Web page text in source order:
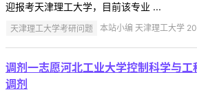
迎报考天津理工大学，目前该专业 ...
天津理工大学考研问题 本站小编 天津理工大学
调剂一志愿河北工业大学控制科学与
调剂